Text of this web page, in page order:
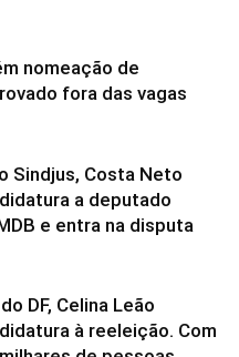
nomeação de
fora das vagas
Sindjus, Costa Neto
a deputado
e entra na disputa
DF, Celina Leão
à reeleição. Com